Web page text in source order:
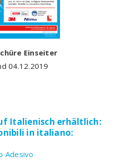
Einseiter
04.12.2019
Italienisch erhältlich:
in italiano:
Adesivo